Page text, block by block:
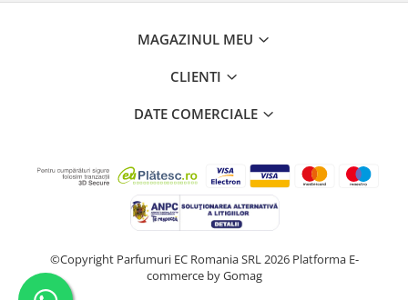
MAGAZINUL MEU
CLIENTI
DATE COMERCIALE
©Copyright Parfumuri EC Romania SRL 2026 Platforma E-
commerce by Gomag